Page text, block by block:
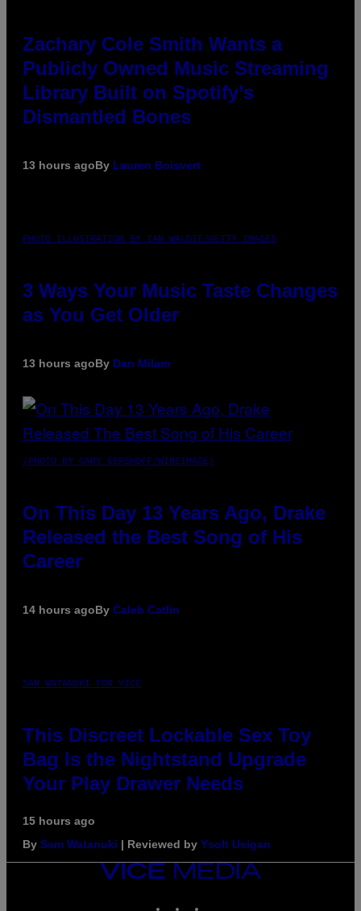
Zachary Cole Smith Wants a
Publicly Owned Music Streaming
Library Built on Spotify’s
Dismantled Bones
13 hours agoBy Lauren Boisvert
PHOTO ILLUSTRATION BY IAN WALDIE/GETTY IMAGES
3 Ways Your Music Taste Changes
as You Get Older
13 hours agoBy Dan Milam
(PHOTO BY GARY GERSHOFF/WIREIMAGE)
On This Day 13 Years Ago, Drake
Released the Best Song of His
Career
14 hours agoBy Caleb Catlin
SAM WATANUKI FOR VICE
This Discreet Lockable Sex Toy
Bag Is the Nightstand Upgrade
Your Play Drawer Needs
15 hours ago
By Sam Watanuki | Reviewed by Ysolt Usigan
VICE
MEDIA